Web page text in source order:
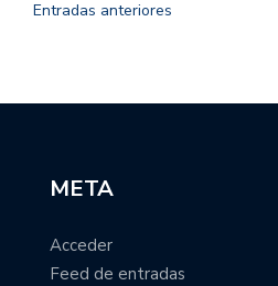
Entradas anteriores
META
Acceder
Feed de entradas